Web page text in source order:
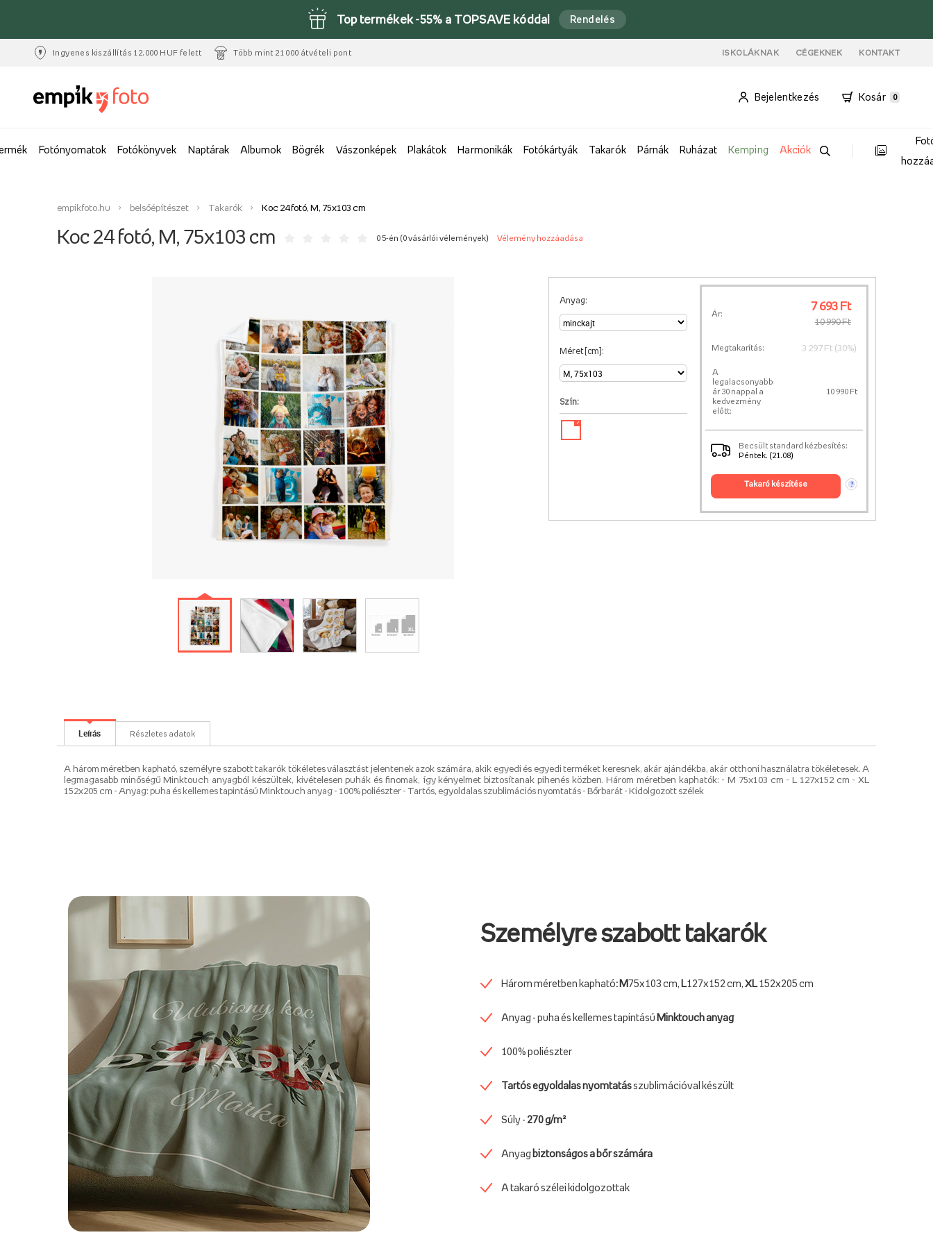
Top termékek -55% a TOPSAVE kóddal Rendelés
Ingyenes kiszállítás 12.000 HUF felett Több mint 21 000 átvételi pont ISKOLÁKNAK CÉGEKNEK KONTAKT
Bejelentkezés Kosár 0
Fotónyomatok Fotókönyvek Naptárak Albumok Bögrék Vászonképek Plakátok Harmonikák Fotókártyák Takarók Párnák Ruházat Kemping Akciók
empikfoto.hu belsőépítészet Takarók Koc 24 fotó, M, 75x103 cm
Koc 24 fotó, M, 75x103 cm 0 5-én (0 vásárlói vélemények) Vélemény hozzáadása
Anyag:
Méret [cm]:
Szín:
✓
Ár:
7 693 Ft
10 990 Ft
Megtakarítás: 3 297 Ft (30%)
A
legalacsonyabb
ár 30 nappal a
kedvezmény
előtt:
10 990 Ft
Becsült standard kézbesítés:
Péntek. (21.08)
takaró készítése ?
Leírás Részletes adatok
A három méretben kapható, személyre szabott takarók tökéletes választást jelentenek azok számára, akik egyedi és egyedi terméket keresnek, akár ajándékba, akár otthoni használatra tökéletesek. A
legmagasabb minőségű Minktouch anyagból készültek, kivételesen puhák és finomak, így kényelmet biztosítanak pihenés közben. Három méretben kaphatók: - M 75x103 cm - L 127x152 cm - XL
152x205 cm - Anyag: puha és kellemes tapintású Minktouch anyag - 100% poliészter - Tartós, egyoldalas szublimációs nyomtatás - Bőrbarát - Kidolgozott szélek
Személyre szabott takarók
Három méretben kapható: M75x103 cm, L 127x152 cm, XL 152x205 cm
Anyag - puha és kellemes tapintású Minktouch anyag
100% poliészter
Tartós egyoldalas nyomtatásszublimációval készült
Súly - 270 g/m²
Anyag biztonságos a bőr számára
A takaró szélei kidolgozottak